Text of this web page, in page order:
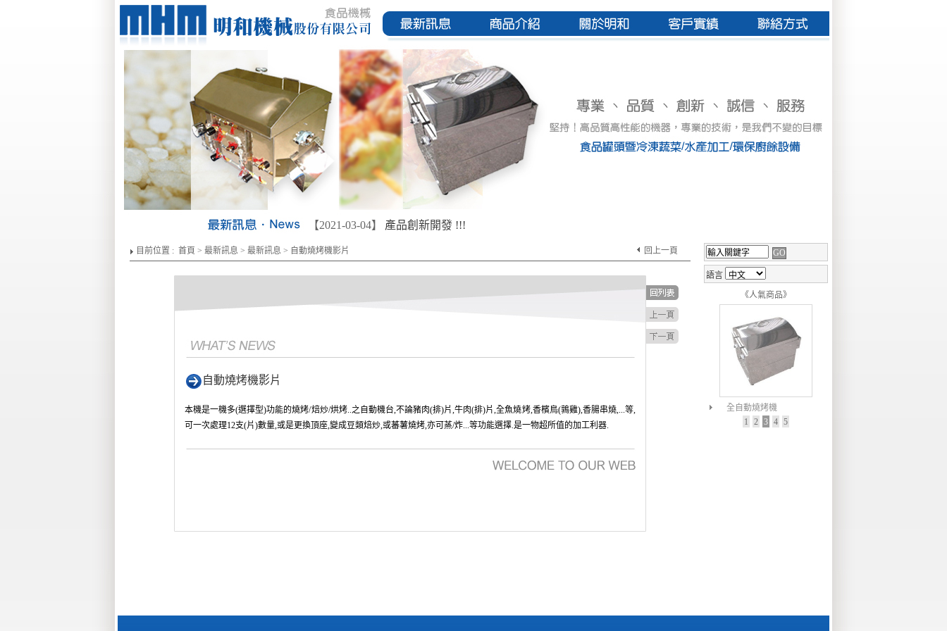
【2021-03-04】 產品創新開發 !!!
目前位置 : 首頁 > 最新訊息 > 最新訊息 > 自動燒烤機影片 回上一頁
自動燒烤機影片
本機是一機多(選擇型)功能的燒烤/焙炒/烘烤..之自動機台,不論豬肉(排)片,牛肉(排)片,全魚燒烤,香檳鳥(鶉雞),香腸串燒,...等,
可一次處理12支(片)數量,或是更換頂座,變成豆類焙炒,或蕃薯燒烤,亦可蒸/炸...等功能選擇.是一物超所值的加工利器.
語言
《人氣商品》
全自動燒烤機
1
2 3 4 5